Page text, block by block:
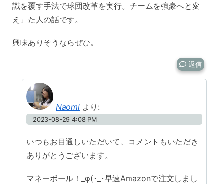
識を覆す手法で球団改革を実行。チームを強豪へと変
え」た人の話です。
興味ありそうならぜひ。
返信
Naomi より:
2023-08-29 4:08 PM
いつもお目通しいただいて、コメントもいただき
ありがとうございます。
マネーボール！_φ(･_･早速Amazonで注文しまし